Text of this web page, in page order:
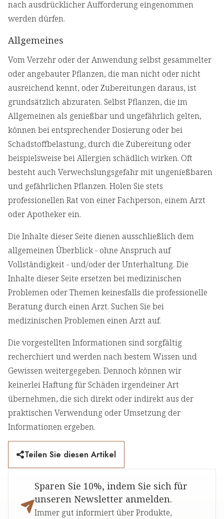
nach ausdrücklicher Aufforderung eingenommen
werden dürfen.
Allgemeines
Vom Verzehr oder der Anwendung selbst gesammelter
oder angebauter Pflanzen, die man nicht oder nicht
ausreichend kennt, oder Zubereitungen daraus, ist
grundsätzlich abzuraten. Selbst Pflanzen, die im
Allgemeinen als genießbar und ungefährlich gelten,
können bei entsprechender Dosierung oder bei
Schadstoffbelastung, durch die Zubereitung oder
beispielsweise bei Allergien schädlich wirken. Oft
besteht auch Verwechslungsgefahr mit ungenießbaren
und gefährlichen Pflanzen. Holen Sie stets
professionellen Rat von einer Fachperson, einem Arzt
oder Apotheker ein.
Die Inhalte dieser Seite dienen ausschließlich dem
allgemeinen Überblick - ohne Anspruch auf
Vollständigkeit - und/oder der Unterhaltung. Die
Inhalte dieser Seite ersetzen bei medizinischen
Problemen oder Themen keinesfalls die professionelle
Beratung durch einen Arzt. Suchen Sie bei
medizinischen Problemen einen Arzt auf.
Die vorgestellten Informationen sind sorgfältig
recherchiert und werden nach bestem Wissen und
Gewissen weitergegeben. Dennoch können wir
keinerlei Haftung für Schäden irgendeiner Art
übernehmen, die sich direkt oder indirekt aus der
praktischen Verwendung oder Umsetzung der
Informationen ergeben.
Teilen Sie diesen Artikel
Sparen Sie 10%, indem Sie sich für
unseren Newsletter anmelden.
Immer gut informiert über Produkte,